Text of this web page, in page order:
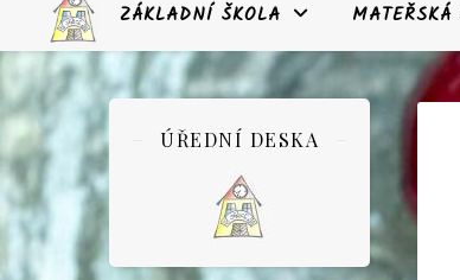
ZÁKLADNÍ ŠKOLA MATEŘSKÁ
ÚŘEDNÍ DESKA